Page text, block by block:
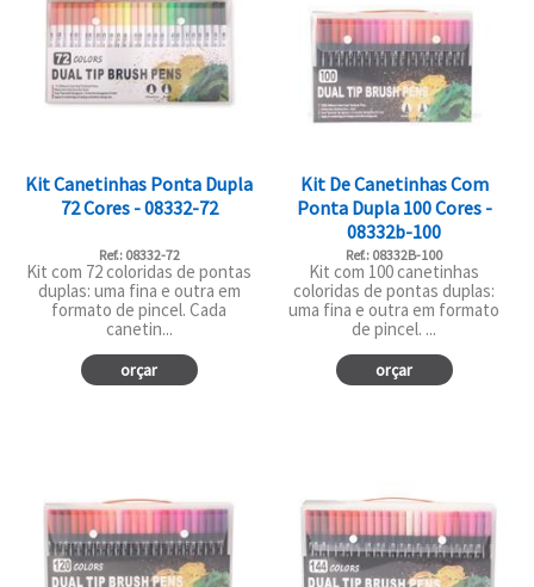
Kit Canetinhas Ponta Dupla
72 Cores - 08332-72
Ref.: 08332-72
Kit com 72 coloridas de pontas
duplas: uma fina e outra em
formato de pincel. Cada
canetin...
orçar
Kit De Canetinhas Com
Ponta Dupla 100 Cores -
08332b-100
Ref.: 08332B-100
Kit com 100 canetinhas
coloridas de pontas duplas:
uma fina e outra em formato
de pincel. ...
orçar